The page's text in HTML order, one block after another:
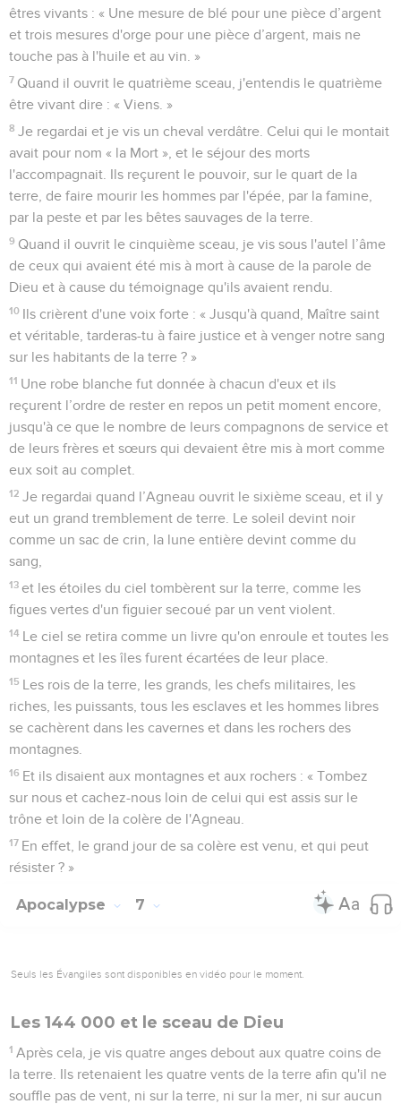
êtres vivants : « Une mesure de blé pour une pièce d’argent
et trois mesures d'orge pour une pièce d’argent, mais ne
touche pas à l'huile et au vin. »
7 Quand il ouvrit le quatrième sceau, j'entendis le quatrième
être vivant dire : « Viens. »
8 Je regardai et je vis un cheval verdâtre. Celui qui le montait
avait pour nom « la Mort », et le séjour des morts
l'accompagnait. Ils reçurent le pouvoir, sur le quart de la
terre, de faire mourir les hommes par l'épée, par la famine,
par la peste et par les bêtes sauvages de la terre.
9 Quand il ouvrit le cinquième sceau, je vis sous l'autel l’âme
de ceux qui avaient été mis à mort à cause de la parole de
Dieu et à cause du témoignage qu'ils avaient rendu.
10 Ils crièrent d'une voix forte : « Jusqu'à quand, Maître saint
et véritable, tarderas-tu à faire justice et à venger notre sang
sur les habitants de la terre ? »
11 Une robe blanche fut donnée à chacun d'eux et ils
reçurent l’ordre de rester en repos un petit moment encore,
jusqu'à ce que le nombre de leurs compagnons de service et
de leurs frères et sœurs qui devaient être mis à mort comme
eux soit au complet.
12 Je regardai quand l’Agneau ouvrit le sixième sceau, et il y
eut un grand tremblement de terre. Le soleil devint noir
comme un sac de crin, la lune entière devint comme du
sang,
13 et les étoiles du ciel tombèrent sur la terre, comme les
figues vertes d'un figuier secoué par un vent violent.
14 Le ciel se retira comme un livre qu'on enroule et toutes les
montagnes et les îles furent écartées de leur place.
15 Les rois de la terre, les grands, les chefs militaires, les
riches, les puissants, tous les esclaves et les hommes libres
se cachèrent dans les cavernes et dans les rochers des
montagnes.
16 Et ils disaient aux montagnes et aux rochers : « Tombez
sur nous et cachez-nous loin de celui qui est assis sur le
trône et loin de la colère de l'Agneau.
17 En effet, le grand jour de sa colère est venu, et qui peut
résister ? »
Apocalypse 7
Seuls les Évangiles sont disponibles en vidéo pour le moment.
Les 144 000 et le sceau de Dieu
1 Après cela, je vis quatre anges debout aux quatre coins de
la terre. Ils retenaient les quatre vents de la terre afin qu'il ne
souffle pas de vent, ni sur la terre, ni sur la mer, ni sur aucun